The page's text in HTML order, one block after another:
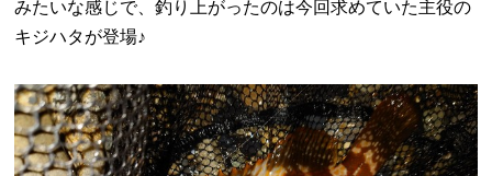
みたいな感じで、釣り上がったのは今回求めていた主役の
キジハタが登場♪